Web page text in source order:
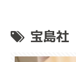
宝島社